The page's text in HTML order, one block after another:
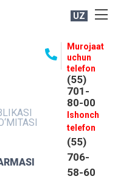
UZ
Murojaat
uchun
telefon
(55)
701-
80-00
Ishonch
telefon
(55)
706-
58-60